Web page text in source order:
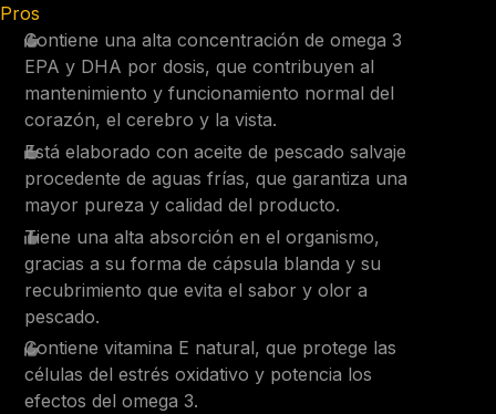
Pros
Contiene una alta concentración de omega 3
EPA y DHA por dosis, que contribuyen al
mantenimiento y funcionamiento normal del
corazón, el cerebro y la vista.
Está elaborado con aceite de pescado salvaje
procedente de aguas frías, que garantiza una
mayor pureza y calidad del producto.
Tiene una alta absorción en el organismo,
gracias a su forma de cápsula blanda y su
recubrimiento que evita el sabor y olor a
pescado.
Contiene vitamina E natural, que protege las
células del estrés oxidativo y potencia los
efectos del omega 3.